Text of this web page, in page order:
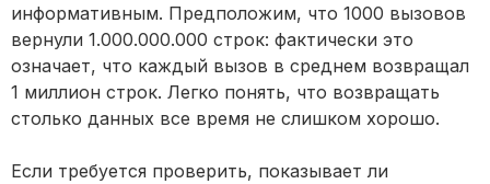
информативным. Предположим, что 1000 вызовов
вернули 1.000.000.000 строк: фактически это
означает, что каждый вызов в среднем возвращал
1 миллион строк. Легко понять, что возвращать
столько данных все время не слишком хорошо.
Если требуется проверить, показывает ли